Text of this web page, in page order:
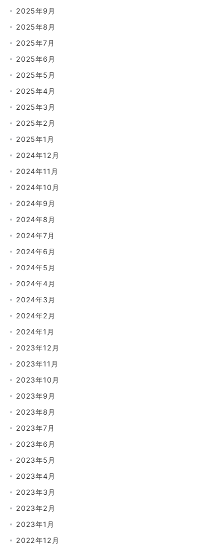
2025年9月
2025年8月
2025年7月
2025年6月
2025年5月
2025年4月
2025年3月
2025年2月
2025年1月
2024年12月
2024年11月
2024年10月
2024年9月
2024年8月
2024年7月
2024年6月
2024年5月
2024年4月
2024年3月
2024年2月
2024年1月
2023年12月
2023年11月
2023年10月
2023年9月
2023年8月
2023年7月
2023年6月
2023年5月
2023年4月
2023年3月
2023年2月
2023年1月
2022年12月